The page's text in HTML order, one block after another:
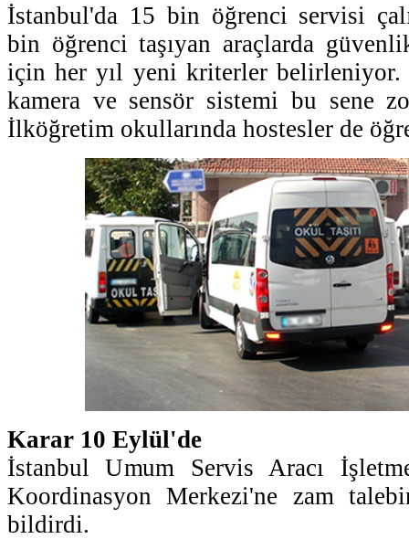
İstanbul'da 15 bin öğrenci servisi
bin öğrenci taşıyan araçlarda
için her yıl yeni kriterler belirleniyor.
kamera ve sensör sistemi bu sene
İlköğretim okullarında hostesler de
Karar 10 Eylül'de
İstanbul Umum Servis Aracı
Koordinasyon Merkezi'ne zam
bildirdi.